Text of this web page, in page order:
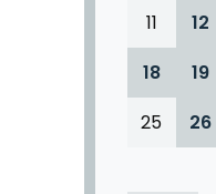
11
12
18
19
25
26